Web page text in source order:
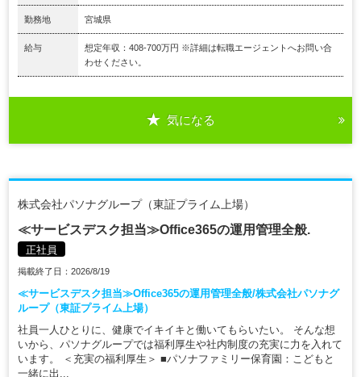
勤務地 宮城県
給与
想定年収：408-700万円 ※詳細は転職エージェントへお問い合
わせください。
気になる
株式会社パソナグループ（東証プライム上場）
≪サービスデスク担当≫Office365の運用管理全般.
正社員
掲載終了日：2026/8/19
≪サービスデスク担当≫Office365の運用管理全般/株式会社パソナグ
ループ（東証プライム上場）
社員一人ひとりに、健康でイキイキと働いてもらいたい。 そんな想
いから、パソナグループでは福利厚生や社内制度の充実に力を入れて
います。 ＜充実の福利厚生＞ ■パソナファミリー保育園：こどもと
一緒に出...